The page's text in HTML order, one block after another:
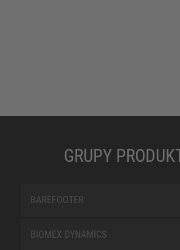
GRUPY
BAREFOOTER
BIOMEX DYNAMICS